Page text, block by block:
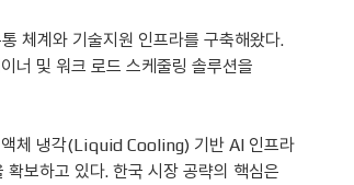
체계와 기술지원 인프라를 구축해왔다.
너 및 워크 로드 스케줄링 솔루션을
액체 냉각(Liquid Cooling) 기반 AI 인프라
보하고 있다. 한국 시장 공략의 핵심은